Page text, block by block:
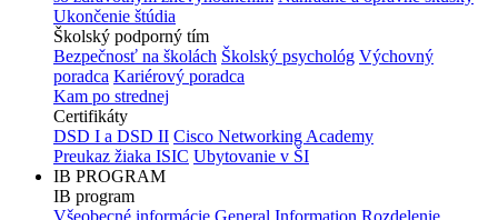
Ukončenie štúdia
Školský podporný tím
Bezpečnosť na školách Školský psychológ Výchovný
poradca Kariérový poradca
Kam po strednej
Certifikáty
DSD I a DSD II Cisco Networking Academy
Preukaz žiaka ISIC Ubytovanie v ŠI
IB PROGRAM
IB program
Všeobecné informácie General Information Rozdelenie